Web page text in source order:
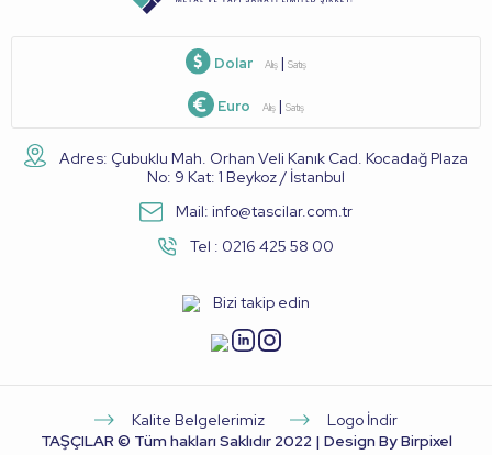
Dolar Alış | Satış
Euro Alış | Satış
Adres: Çubuklu Mah. Orhan Veli Kanık Cad. Kocadağ Plaza
No: 9 Kat: 1 Beykoz / İstanbul
Mail: info@tascilar.com.tr
Tel : 0216 425 58 00
Bizi takip edin
Kalite Belgelerimiz
Logo İndir
TAŞÇILAR © Tüm hakları Saklıdır 2022 | Design By Birpixel